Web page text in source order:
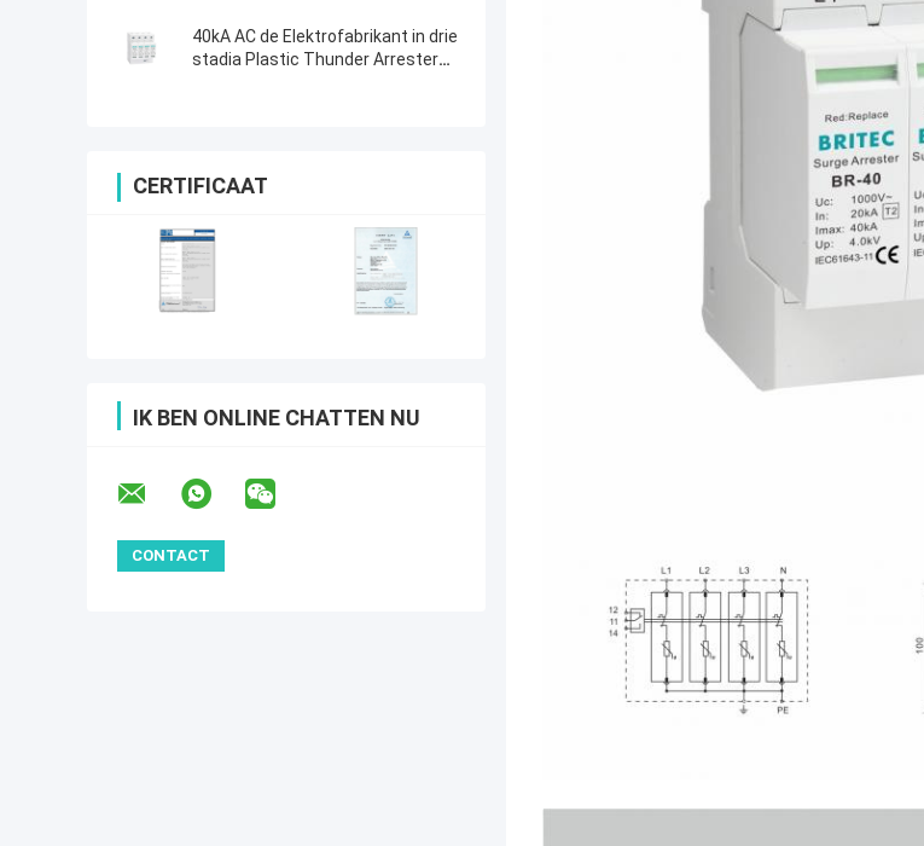
40kA AC de Elektrofabrikant in drie
stadia Plastic Thunder Arrester
CERTIFICAAT
IK BEN ONLINE CHATTEN NU